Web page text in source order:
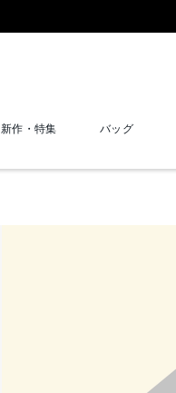
新作・特集 バッグ